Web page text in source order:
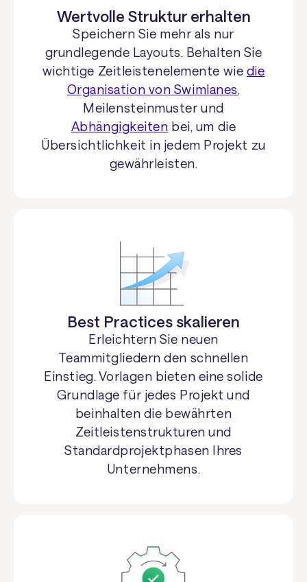
Wertvolle Struktur erhalten
Speichern Sie mehr als nur
grundlegende Layouts. Behalten Sie
wichtige Zeitleistenelemente wie die
Organisation von Swimlanes,
Meilensteinmuster und
Abhängigkeiten bei, um die
Übersichtlichkeit in jedem Projekt zu
gewährleisten.
Best Practices skalieren
Erleichtern Sie neuen
Teammitgliedern den schnellen
Einstieg. Vorlagen bieten eine solide
Grundlage für jedes Projekt und
beinhalten die bewährten
Zeitleistenstrukturen und
Standardprojektphasen Ihres
Unternehmens.